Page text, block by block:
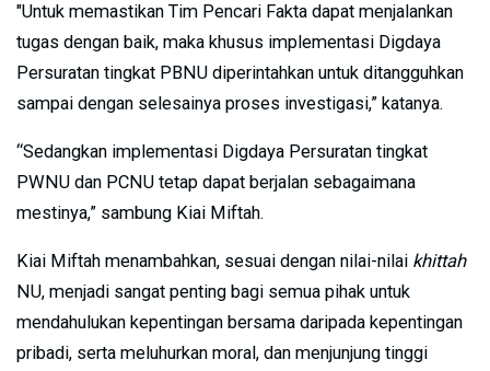
"Untuk memastikan Tim Pencari Fakta dapat menjalankan
tugas dengan baik, maka khusus implementasi Digdaya
Persuratan tingkat PBNU diperintahkan untuk ditangguhkan
sampai dengan selesainya proses investigasi,” katanya.
“Sedangkan implementasi Digdaya Persuratan tingkat
PWNU dan PCNU tetap dapat berjalan sebagaimana
mestinya,” sambung Kiai Miftah.
Kiai Miftah menambahkan, sesuai dengan nilai-nilai khittah
NU, menjadi sangat penting bagi semua pihak untuk
mendahulukan kepentingan bersama daripada kepentingan
pribadi, serta meluhurkan moral, dan menjunjung tinggi